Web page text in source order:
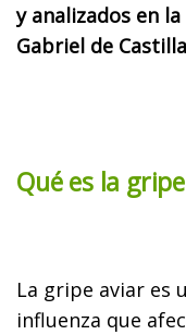
y analizados en
Gabriel de
Qué es la
La gripe aviar es
influenza que